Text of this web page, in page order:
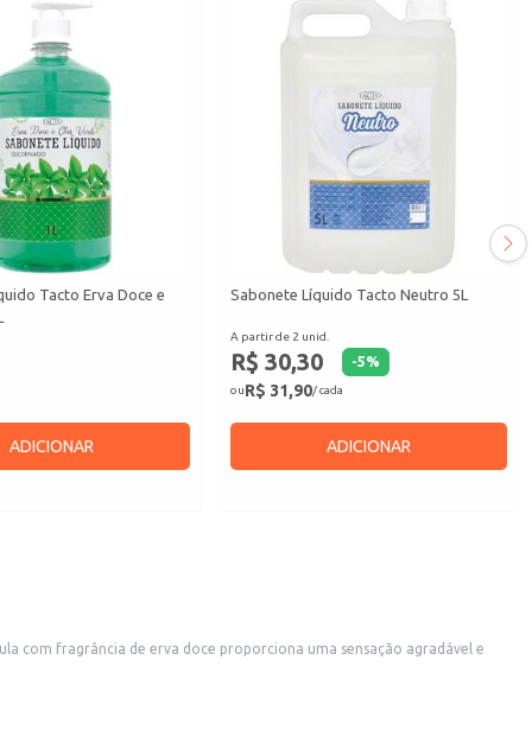
Tacto Erva Doce e
ADICIONAR
Sabonete Líquido Tacto Neutro 5L
A partir de 2 unid.
R$ 30,30 -5%
ouR$ 31,90/ cada
ADICIONAR
com fragrância de erva doce proporciona uma sensação agradável e